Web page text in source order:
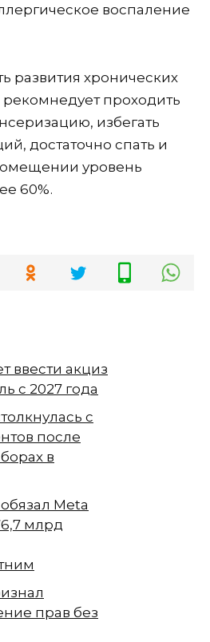
воспаление
развития хронических
проходить
избегать
достаточно спать и
уровень
60%.
ввести акциз
с 2027 года
с
после
в
Meta
млрд
прав без